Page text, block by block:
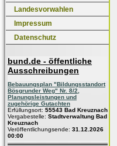
Landesvorwahlen
Impressum
Datenschutz
bund.de - öffentliche
Ausschreibungen
Bebauungsplan "Bildungsstandort
Bösgrunder Weg" Nr. 8/2,
Planungsleistungen und
zugehörige Gutachten
Erfüllungsort: 55543 Bad Kreuznach
Vergabestelle: Stadtverwaltung Bad
Kreuznach
Veröffentlichungsende: 31.12.2026
00:00